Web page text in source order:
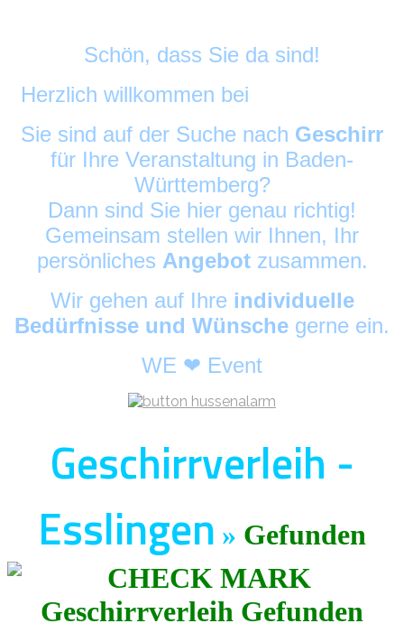
Schön, dass Sie da sind!
Herzlich willkommen bei
Sie sind auf der Suche nach Geschirr
für Ihre Veranstaltung in Baden-
Württemberg?
Dann sind Sie hier genau richtig!
Gemeinsam stellen wir Ihnen, Ihr
persönliches Angebot zusammen.
Wir gehen auf Ihre individuelle
Bedürfnisse und Wünsche gerne ein.
WE ❤ Event
Geschirrverleih -
Esslingen » Gefunden